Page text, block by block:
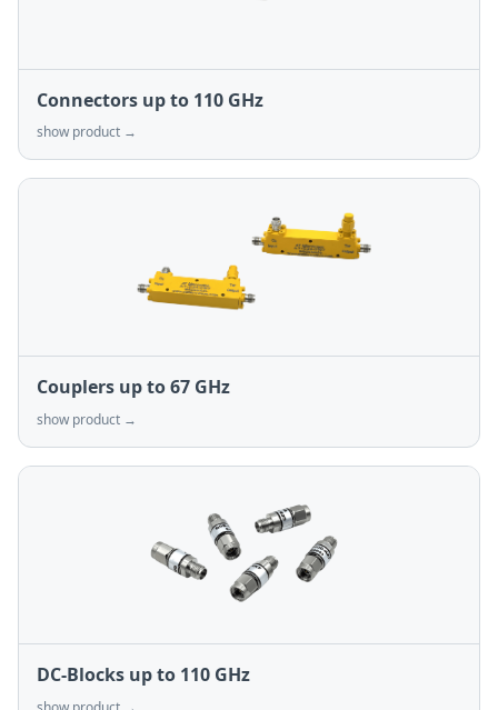
Connectors up to 110 GHz
show product →
Couplers up to 67 GHz
show product →
DC-Blocks up to 110 GHz